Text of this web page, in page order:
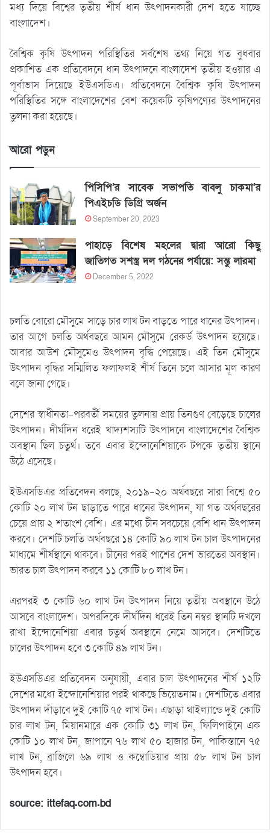
মধ্য দিয়ে বিশ্বের তৃতীয় শীর্ষ ধান উৎপাদনকারী দেশ হতে যাচ্ছে
বাংলাদেশ।
বৈশ্বিক কৃষি উৎপাদন পরিস্থিতির সর্বশেষ তথ্য নিয়ে গত বুধবার
প্রকাশিত এক প্রতিবেদনে ধান উৎপাদনে বাংলাদেশ তৃতীয় হওয়ার এ
পূর্বাভাস দিয়েছে ইউএসডিএ। প্রতিবেদনে বৈশ্বিক কৃষি উৎপাদন
পরিস্থিতির সঙ্গে বাংলাদেশের বেশ কয়েকটি কৃষিপণ্যের উৎপাদনের
তুলনা করা হয়েছে।
আরো পড়ুন
পিসিপি’র সাবেক সভাপতি বাবলু চাকমা’র
পিএইচডি ডিগ্রি অর্জন
September 20, 2023
পাহাড়ে বিশেষ মহলের দ্বারা আরো কিছু
জাতিগত সশস্ত্র দল গঠনের পর্যায়ে: সন্তু লারমা
December 5, 2022
চলতি বোরো মৌসুমে সাড়ে চার লাখ টন বাড়তে পারে ধানের উৎপাদন।
তার আগে চলতি অর্থবছরে আমন মৌসুমে রেকর্ড উৎপাদন হয়েছে।
আবার আউশ মৌসুমেও উৎপাদন বৃদ্ধি পেয়েছে। এই তিন মৌসুমে
উৎপাদন বৃদ্ধির সম্মিলিত ফলাফলই শীর্ষ তিনে চলে আসার মূল কারণ
বলে জানা গেছে।
দেশের স্বাধীনতা-পরবর্তী সময়ের তুলনায় প্রায় তিনগুণ বেড়েছে চালের
উৎপাদন। দীর্ঘদিন ধরেই খাদ্যশস্যটি উৎপাদনে বাংলাদেশের বৈশ্বিক
অবস্থান ছিল চতুর্থ। তবে এবার ইন্দোনেশিয়াকে টপকে তৃতীয় স্থানে
উঠে এসেছে।
ইউএসডিএর প্রতিবেদন বলছে, ২০১৯-২০ অর্থবছরে সারা বিশ্বে ৫০
কোটি ২০ লাখ টন ছাড়াতে পারে ধানের উৎপাদন, যা গত অর্থবছরের
চেয়ে প্রায় ২ শতাংশ বেশি। এর মধ্যে চীন সবচেয়ে বেশি ধান উৎপাদন
করবে। দেশটি চলতি অর্থবছরে ১৪ কোটি ৯০ লাখ টন চাল উৎপাদনের
মাধ্যমে শীর্ষস্থানে থাকবে। চীনের পরই পাশের দেশ ভারতের অবস্থান।
ভারত চাল উৎপাদন করবে ১১ কোটি ৮০ লাখ টন।
এরপরই ৩ কোটি ৬০ লাখ টন উৎপাদন নিয়ে তৃতীয় অবস্থানে উঠে
আসবে বাংলাদেশ। অপরদিকে দীর্ঘদিন ধরেই তিন নম্বর স্থানটি দখলে
রাখা ইন্দোনেশিয়া এবার চতুর্থ অবস্থানে নেমে আসবে। দেশটিতে
চালের উৎপাদন হবে ৩ কোটি ৪৯ লাখ টন।
ইউএসডিএর প্রতিবেদন অনুযায়ী, এবার চাল উৎপাদনের শীর্ষ ১২টি
দেশের মধ্যে ইন্দোনেশিয়ার পরই থাকছে ভিয়েতনাম। দেশটিতে এবার
উৎপাদন দাঁড়াবে দুই কোটি ৭৫ লাখ টন। এছাড়া থাইল্যান্ডে দুই কোটি
চার লাখ টন, মিয়ানমারে এক কোটি ৩১ লাখ টন, ফিলিপাইনে এক
কোটি ১০ লাখ টন, জাপানে ৭৬ লাখ ৫০ হাজার টন, পাকিস্তানে ৭৫
লাখ টন, ব্রাজিলে ৬৯ লাখ ও কম্বোডিয়ার প্রায় ৫৮ লাখ টন চাল
উৎপাদন হবে।
source: ittefaq.com.bd